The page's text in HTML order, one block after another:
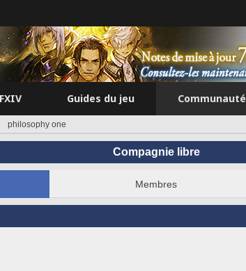
Guides du jeu Communauté
philosophy one
Compagnie libre
Membres